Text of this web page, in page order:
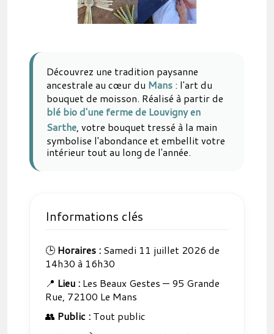
Découvrez une tradition paysanne
ancestrale au cœur du Mans : l'art du
bouquet de moisson. Réalisé à partir de
blé bio d'une ferme de Louvigny en
Sarthe, votre bouquet tressé à la main
symbolise l'abondance et embellit votre
intérieur tout au long de l'année.
Informations clés
🕒 Horaires : Samedi 11 juillet 2026 de
14h30 à 16h30
📍 Lieu : Les Beaux Gestes — 95 Grande
Rue, 72100 Le Mans
👥 Public : Tout public